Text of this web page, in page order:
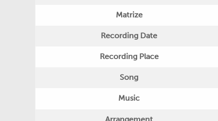
Matrize
Recording Date
Recording Place
Song
Music